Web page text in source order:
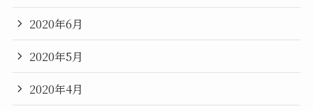
2020年6月
2020年5月
2020年4月